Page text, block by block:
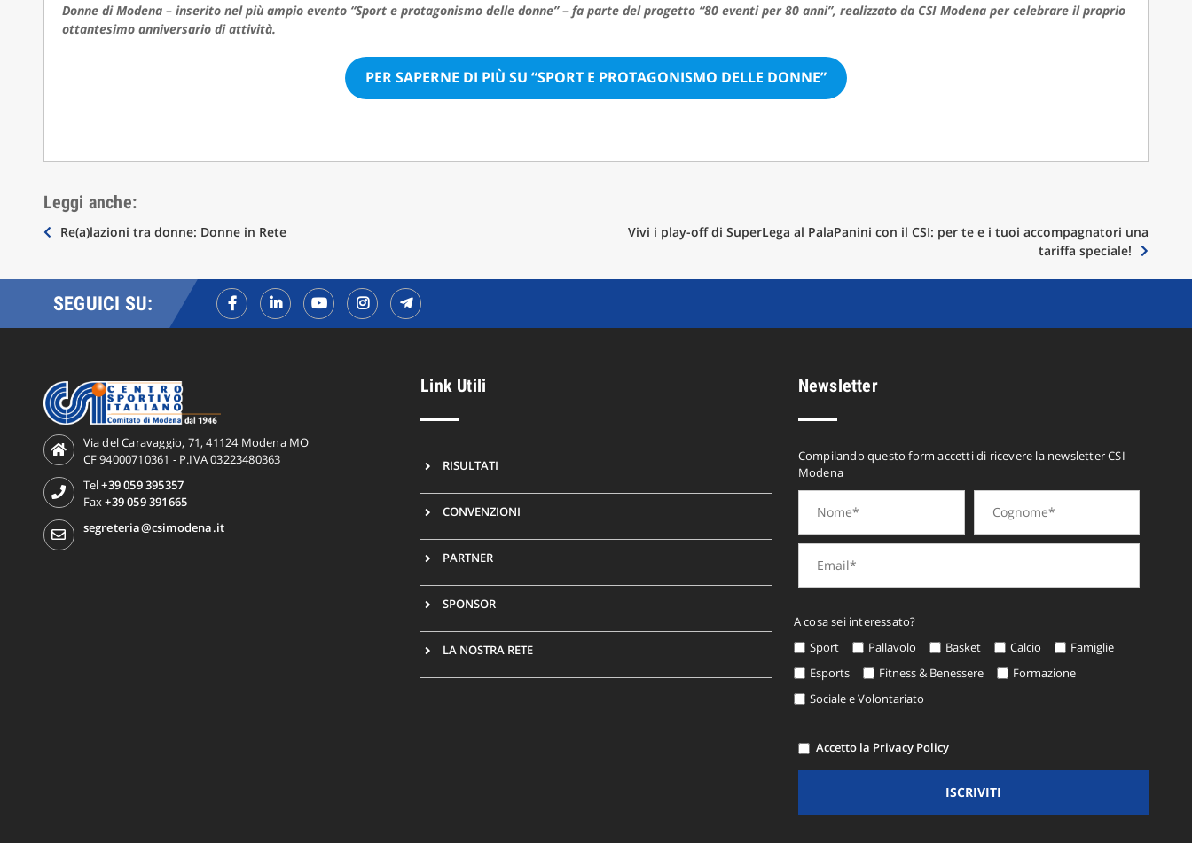
Donne di Modena – inserito nel più ampio evento “Sport e protagonismo delle donne” – fa parte del progetto “80 eventi per 80 anni”, realizzato da CSI Modena per celebrare il proprio
ottantesimo anniversario di attività.
PER SAPERNE DI PIÙ SU “SPORT E PROTAGONISMO DELLE DONNE”
Leggi anche:
Navigazione
Re(a)lazioni tra donne: Donne in Rete
Vivi i play-off di SuperLega al PalaPanini con il CSI: per te e i tuoi accompagnatori una
tariffa speciale!
SEGUICI SU:
Via del Caravaggio, 71, 41124 Modena MO
CF 94000710361 - P.IVA 03223480363
Tel+39 059 395357
Fax+39 059 391665
segreteria@csimodena.it
Link Utili
RISULTATI
CONVENZIONI
PARTNER
SPONSOR
LA NOSTRA RETE
Newsletter
Compilando questo form accetti di ricevere la newsletter CSI
Modena
A cosa sei interessato?
Sport
Pallavolo Basket Calcio
Famiglie
Esports
Fitness & Benessere
Formazione
Sociale e Volontariato
Accetto la Privacy Policy
ISCRIVITI